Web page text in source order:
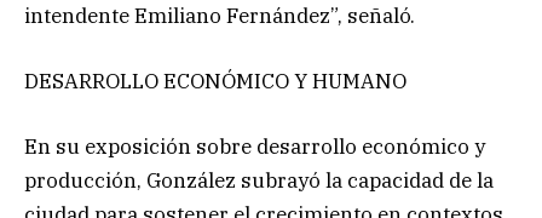
intendente Emiliano Fernández”, señaló.
DESARROLLO ECONÓMICO Y HUMANO
En su exposición sobre desarrollo económico y
producción, González subrayó la capacidad de la